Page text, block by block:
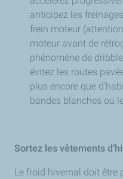
anticipez les
frein moteur
moteur avant de
phénomène de
évitez les routes
plus encore que
bandes blanches ou
Sortez les vêtements
Le froid hivernal doit être